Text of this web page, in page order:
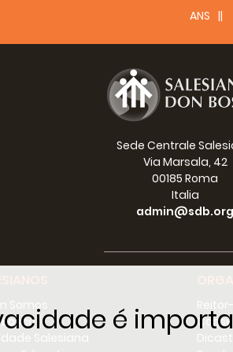
é
Rettor
ANS
Sede Centrale
Via Marsala, 42
00185 Roma
Italia
admin@sdb.org
Somos